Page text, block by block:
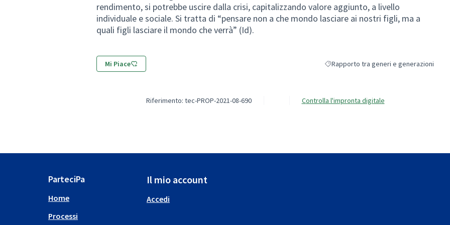
rendimento, si potrebbe uscire dalla crisi, capitalizzando valore aggiunto, a livello
individuale e sociale. Si tratta di “pensare non a che mondo lasciare ai nostri figli, ma a
quali figli lasciare il mondo che verrà” (Id).
Mi Piace Filtra i risultati per categoria: Rapporto
Rapporto tra generi e generazioni
Riferimento: tec-PROP-2021-08-690 Controlla l'impronta digitale
ParteciPa
Home
Processi
Il mio account
Accedi